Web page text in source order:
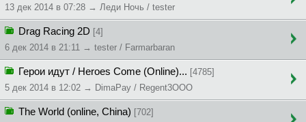
13 дек 2014 в 07:28 → Леди Ночь / tester
Drag Racing 2D [4]
6 дек 2014 в 21:11 → tester / Farmarbaran
Герои идут / Heroes Come (Online)... [4785]
5 дек 2014 в 12:02 → DimaPay / Regent3OOO
The World (online, China) [702]